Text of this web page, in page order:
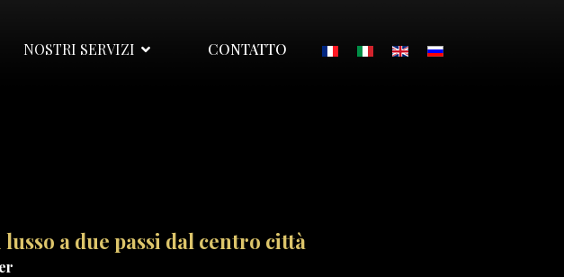
Seleziona la tua lingua
CONTATTO
NOSTRI SERVIZI
a due passi dal centro città